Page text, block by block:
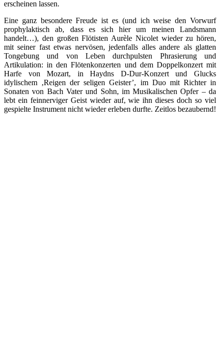
erscheinen lassen.
Eine ganz besondere Freude ist es (und ich weise den Vorwurf
prophylaktisch ab, dass es sich hier um meinen Landsmann
handelt…), den großen Flötisten Aurèle Nicolet wieder zu hören,
mit seiner fast etwas nervösen, jedenfalls alles andere als glatten
Tongebung und von Leben durchpulsten Phrasierung und
Artikulation: in den Flötenkonzerten und dem Doppelkonzert mit
Harfe von Mozart, in Haydns D-Dur-Konzert und Glucks
idylischem ‚Reigen der seligen Geister’, im Duo mit Richter in
Sonaten von Bach Vater und Sohn, im Musikalischen Opfer – da
lebt ein feinnerviger Geist wieder auf, wie ihn dieses doch so viel
gespielte Instrument nicht wieder erleben durfte. Zeitlos bezaubernd!